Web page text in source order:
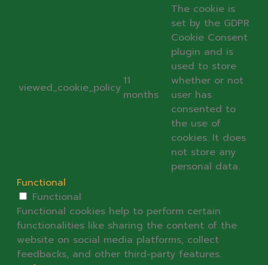
viewed_cookie_policy11
months
The cookie is
set by the GDPR
Cookie Consent
plugin and is
used to store
whether or not
user has
consented to
the use of
cookies. It does
not store any
personal data.
Functional
Functional
Functional cookies help to perform certain
functionalities like sharing the content of the
website on social media platforms, collect
feedbacks, and other third-party features.